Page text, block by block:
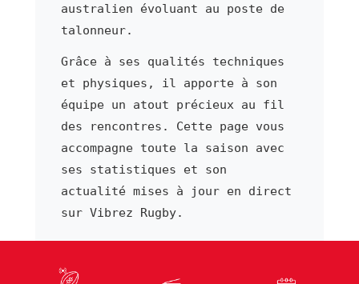
australien évoluant au poste de
talonneur.
Grâce à ses qualités techniques
et physiques, il apporte à son
équipe un atout précieux au fil
des rencontres. Cette page vous
accompagne toute la saison avec
ses statistiques et son
actualité mises à jour en direct
sur Vibrez Rugby.